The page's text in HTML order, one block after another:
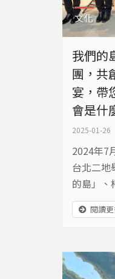
文化
我們的
團，共
宴，帶
會是什
2025-01-26
2024年7
台北二地
的島」、
以環境為
閱讀